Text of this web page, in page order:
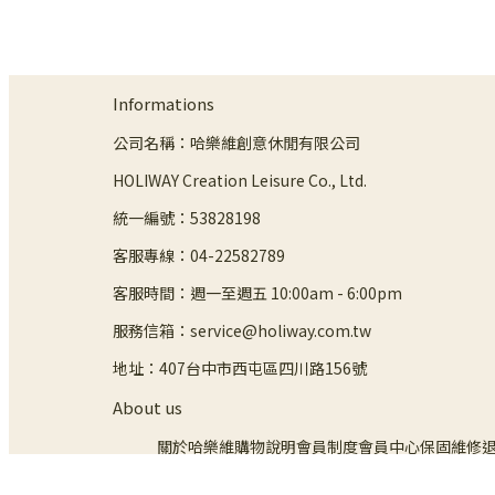
Informations
公司名稱：哈樂維創意休閒有限公司
HOLIWAY Creation Leisure Co., Ltd.
統一編號：53828198
客服專線：04-22582789
客服時間：週一至週五 10:00am - 6:00pm
服務信箱：service@holiway.com.tw
地址：407台中市西屯區四川路156號
About us
關於哈樂維購物說明會員制度會員中心保固維修